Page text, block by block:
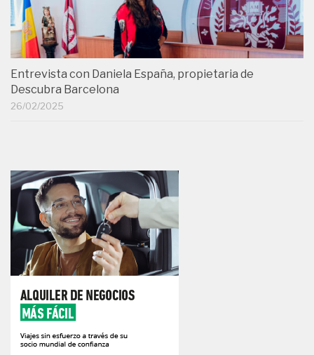
Entrevista con Daniela España, propietaria de
Descubra Barcelona
26/02/2025